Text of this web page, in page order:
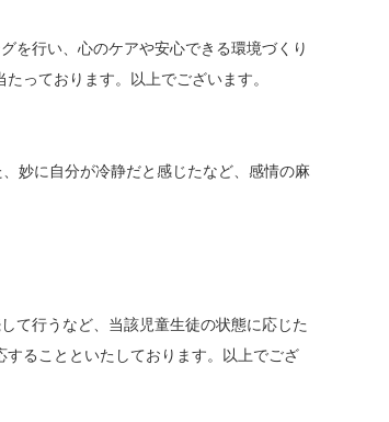
を行い、心のケアや安心できる環境づくり
っております。以上でございます。
妙に自分が冷静だと感じたなど、感情の麻
て行うなど、当該児童生徒の状態に応じた
ることといたしております。以上でござ